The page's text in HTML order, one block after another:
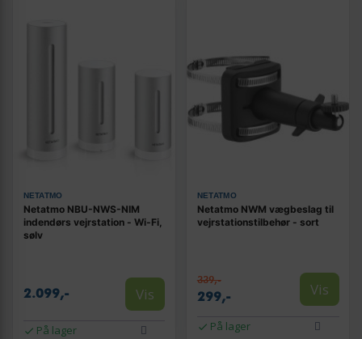
NETATMO
Netatmo NBU-NWS-NIM
indendørs vejrstation - Wi‑Fi,
sølv
2.099,- Vis
På lager
NETATMO
Netatmo NWM vægbeslag til
vejrstationstilbehør - sort
339,-
299,- Vis
På lager